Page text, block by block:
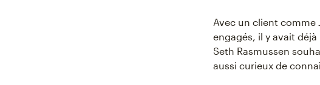
Avec un client comme
engagés, il y avait
Seth Rasmussen
aussi curieux de